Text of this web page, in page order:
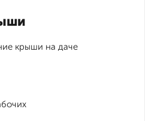
крыши на даче